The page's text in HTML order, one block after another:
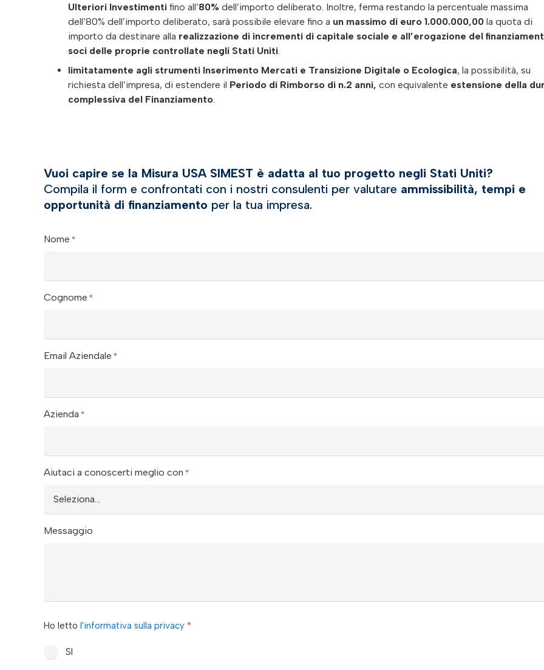
Ulteriori Investimenti fino all’80% dell’importo deliberato. Inoltre, ferma restando la percentuale massima
dell’80% dell’importo deliberato, sarà possibile elevare fino a un massimo di euro 1.000.000,00 la quota di
importo da destinare alla realizzazione di incrementi di capitale sociale e all’erogazione del
soci delle proprie controllate negli Stati Uniti
limitatamente agli strumenti Inserimento Mercati e Transizione Digitale o Ecologica, la possibilità, su
richiesta dell’impresa, di estendere il Periodo di Rimborso di n.2 anni, con equivalente estensione della
complessiva del Finanziamento
Vuoi capire se la Misura USA SIMEST è adatta al tuo progetto negli Stati Uniti?
Compila il form e confrontati con i nostri consulenti per valutare ammissibilità, tempi e
opportunità di finanziamento per la tua impresa.
Nome *
Cognome *
Email Aziendale *
Azienda *
Aiutaci a conoscerti meglio con *
Messaggio
Ho letto l'informativa sulla privacy *
SI